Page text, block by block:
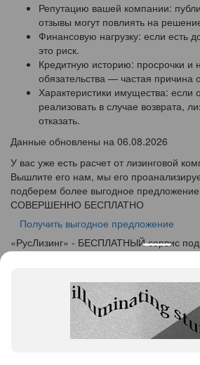
Репутацию вашей компании:
отзывы могут повлиять на
Финансовую нагрузку: если есть
это риск.
Кредитную историю: просрочки и
обязательства — частая причина
Характеристики имущества: если
реализовать в случае возврата,
отказать.
Данные обновлены на 06.08.2026
У вас уже есть расчет от лизинговой
Вышлите его нам, мы его
подберем более выгодное предложение
СОВЕРШЕННО БЕСПЛАТНО
Получить выгодное предложение
«РусЛизинг» - БЕСПЛАТНЫЙ сервис
+7 (495) 103-49-76
424000, Республика Марий Эл, г.
Советская дом 140